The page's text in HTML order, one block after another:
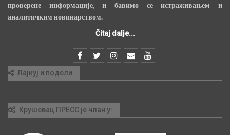
проверене информације, и бавимо се истраживањем и
аналитичким новинарством.
Čitaj dalje...
Лајкуј и подели
Крушевац ПРЕСС је члан у: